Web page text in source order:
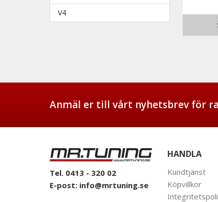
V4
Anmäl er till vårt nyhetsbrev för
Tel. 0413 - 320 02
E-post: info@mrtuning.se
HANDLA
Kundtjänst
Köpvillkor